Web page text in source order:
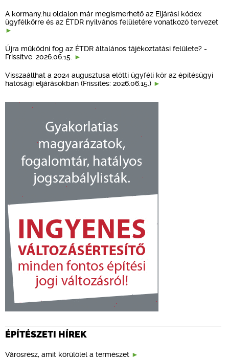
A kormany.hu oldalon már megismerhető az Eljárási kódex
ügyfélkörre és az ÉTDR nyilvános felületére vonatkozó tervezet
Újra működni fog az ÉTDR általános tájékoztatási felülete? -
Frissítve: 2026.06.15.
Visszaállhat a 2024 augusztusa előtti ügyféli kör az építésügyi
hatósági eljárásokban (Frissítés: 2026.06.15.)
ÉPÍTÉSZETI HÍREK
Városrész, amit körülölel a természet